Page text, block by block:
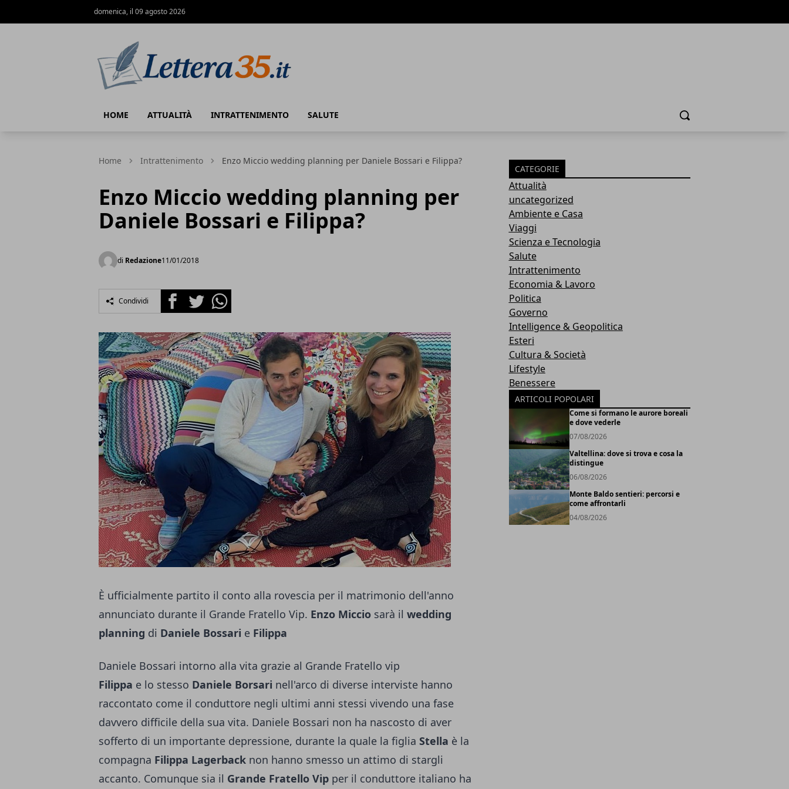
domenica, il 09 agosto 2026
HOME ATTUALITÀ INTRATTENIMENTO SALUTE Cerca
Home Intrattenimento Enzo Miccio wedding planning per Daniele Bossari e Filippa?
Enzo Miccio wedding planning per
Daniele Bossari e Filippa?
di Redazione11/01/2018
Condividi FacebookTwitterWhatsapp
È ufficialmente partito il conto alla rovescia per il matrimonio dell'anno
annunciato durante il Grande Fratello Vip. Enzo Miccio sarà il wedding
planning di Daniele Bossari e Filippa
Daniele Bossari intorno alla vita grazie al Grande Fratello vip
Filippa e lo stesso Daniele Borsari nell'arco di diverse interviste hanno
raccontato come il conduttore negli ultimi anni stessi vivendo una fase
davvero difficile della sua vita. Daniele Bossari non ha nascosto di aver
sofferto di un importante depressione, durante la quale la figlia Stella è la
compagna Filippa Lagerback non hanno smesso un attimo di stargli
accanto. Comunque sia il Grande Fratello Vip per il conduttore italiano ha
CATEGORIE
Attualità
uncategorized
Ambiente e Casa
Viaggi
Scienza e Tecnologia
Salute
Intrattenimento
Economia & Lavoro
Politica
Governo
Intelligence & Geopolitica
Esteri
Cultura & Società
Lifestyle
Benessere
ARTICOLI POPOLARI
Come si formano le aurore boreali
e dove vederle
07/08/2026
Valtellina: dove si trova e cosa la
distingue
06/08/2026
Monte Baldo sentieri: percorsi e
come affrontarli
04/08/2026